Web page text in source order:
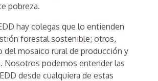
pobreza.
hay colegas que lo entienden
forestal sostenible; otros,
del mosaico rural de producción y
Nosotros podemos entender las
desde cualquiera de estas